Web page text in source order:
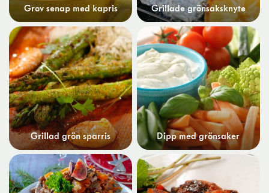
Grov senap med kapris Grillade grönsaksknyte
Grillad grön sparris Dipp med grönsaker